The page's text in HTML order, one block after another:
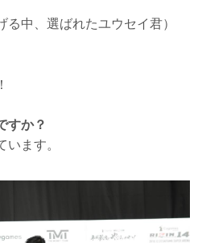
る中、選ばれたユウセイ君）
すか？
ます。